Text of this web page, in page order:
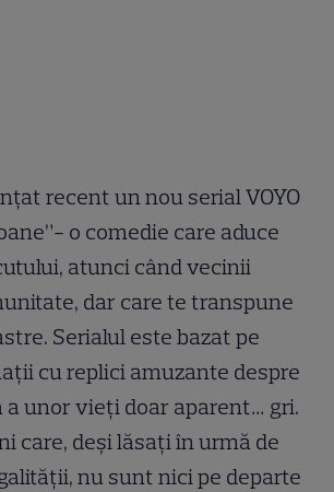
recent un nou serial VOYO
o comedie care aduce
atunci când vecinii
dar care te transpune
Serialul este bazat pe
cu replici amuzante despre
a unor vieți doar aparent… gri.
care, deși lăsați în urmă de
nu sunt nici pe departe